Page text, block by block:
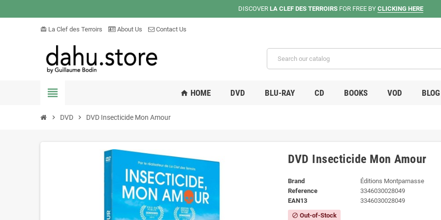
DISCOVER LA CLEF DES TERROIRS FOR FREE BY CLICKING HERE
card_giftcard La Clef des Terroirs About Us Contact Us
view_headline home HOME DVD BLU-RAY CD BOOKS VOD BLOG
chevron_right DVD chevron_right DVD Insecticide Mon Amour
DVD Insecticide Mon Amour
Brand
Éditions Montparnasse
Reference
3346030028049
EAN13
3346030028049
block Out-of-Stock